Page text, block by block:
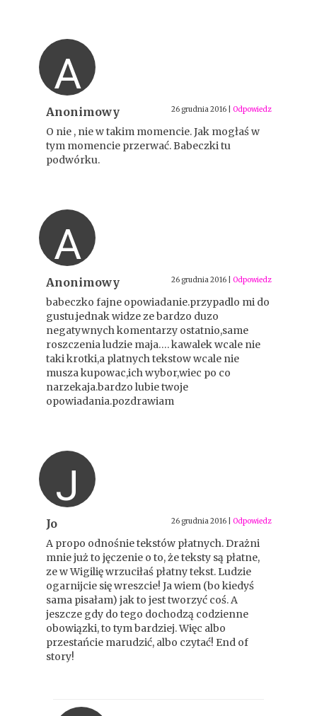
A
Anonimowy 26 grudnia 2016 Odpowiedz
O nie , nie w takim momencie. Jak mogłaś w
tym momencie przerwać. Babeczki tu
podwórku.
A
Anonimowy 26 grudnia 2016 Odpowiedz
babeczko fajne opowiadanie.przypadlo mi do
gustu.jednak widze ze bardzo duzo
negatywnych komentarzy ostatnio,same
roszczenia ludzie maja…. kawalek wcale nie
taki krotki,a platnych tekstow wcale nie
musza kupowac,ich wybor,wiec po co
narzekaja.bardzo lubie twoje
opowiadania.pozdrawiam
J
Jo 26 grudnia 2016 Odpowiedz
A propo odnośnie tekstów płatnych. Drażni
mnie już to jęczenie o to, że teksty są płatne,
ze w Wigilię wrzuciłaś płatny tekst. Ludzie
ogarnijcie się wreszcie! Ja wiem (bo kiedyś
sama pisałam) jak to jest tworzyć coś. A
jeszcze gdy do tego dochodzą codzienne
obowiązki, to tym bardziej. Więc albo
przestańcie marudzić, albo czytać! End of
story!